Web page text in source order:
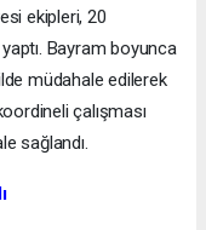
ekipleri, 20
Bayram boyunca
müdahale edilerek
çalışması
sağlandı.